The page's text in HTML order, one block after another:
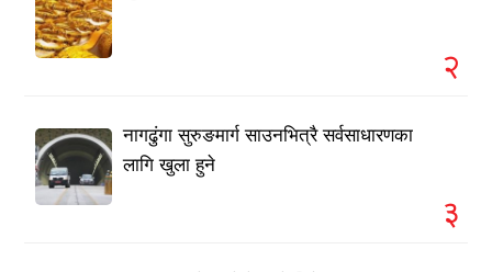
२
नागढुंगा सुरुङमार्ग साउनभित्रै सर्वसाधारणका
लागि खुला हुने
३